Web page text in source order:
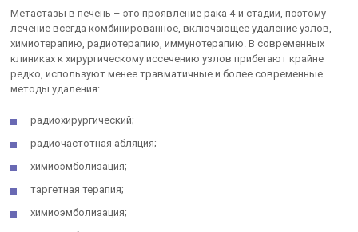
Метастазы в печень – это проявление рака 4-й стадии, поэтому
лечение всегда комбинированное, включающее удаление узлов,
химиотерапию, радиотерапию, иммунотерапию. В современных
клиниках к хирургическому иссечению узлов прибегают крайне
редко, используют менее травматичные и более современные
методы удаления:
радиохирургический;
радиочастотная абляция;
химиоэмболизация;
таргетная терапия;
химиоэмболизация;